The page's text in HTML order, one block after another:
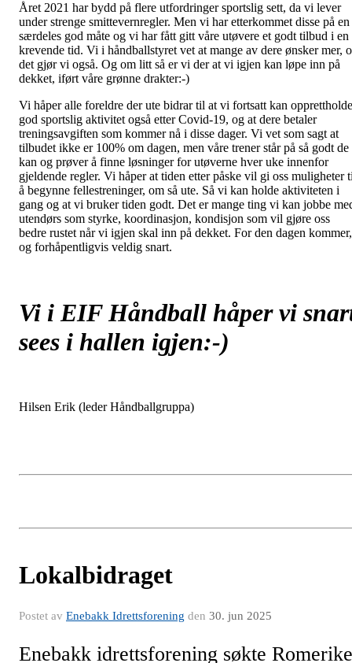
Året 2021 har bydd på flere utfordringer sportslig sett, da vi lever
under strenge smittevernregler. Men vi har etterkommet disse på en
særdeles god måte og vi har fått gitt våre utøvere et godt tilbud i en
krevende tid. Vi i håndballstyret vet at mange av dere ønsker mer,
det gjør vi også. Og om litt så er vi der at vi igjen kan løpe inn på
dekket, iført våre grønne drakter:-)
Vi håper alle foreldre der ute bidrar til at vi fortsatt kan opprettholde
god sportslig aktivitet også etter Covid-19, og at dere betaler
treningsavgiften som kommer nå i disse dager. Vi vet som sagt at
tilbudet ikke er 100% om dagen, men våre trener står på så godt de
kan og prøver å finne løsninger for utøverne hver uke innenfor
gjeldende regler. Vi håper at tiden etter påske vil gi oss muligheter
å begynne fellestreninger, om så ute. Så vi kan holde aktiviteten i
gang og at vi bruker tiden godt. Det er mange ting vi kan jobbe
utendørs som styrke, koordinasjon, kondisjon som vil gjøre oss
bedre rustet når vi igjen skal inn på dekket. For den dagen kommer,
og forhåpentligvis veldig snart.
Vi i EIF Håndball håper vi
sees i hallen igjen:-)
Hilsen Erik (leder Håndballgruppa)
Lokalbidraget
Postet av Enebakk Idrettsforening den 30. jun 2025
Enebakk idrettsforening søkte Romerike